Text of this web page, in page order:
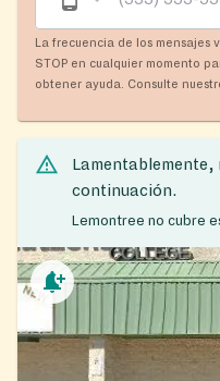
La frecuencia de los
STOP en cualquier momento
obtener ayuda. Consulte
Lamentablemente,
continuación.
Lemontree no cubre